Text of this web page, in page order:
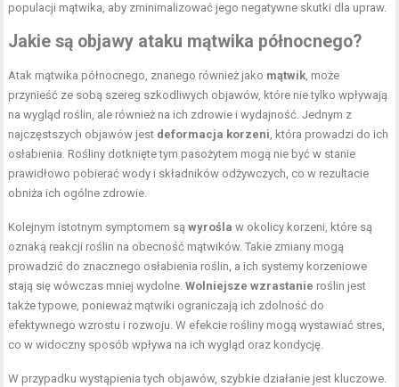
populacji mątwika, aby zminimalizować jego negatywne skutki dla upraw.
Jakie są objawy ataku mątwika północnego?
Atak mątwika północnego, znanego również jako mątwik, może
przynieść ze sobą szereg szkodliwych objawów, które nie tylko wpływają
na wygląd roślin, ale również na ich zdrowie i wydajność. Jednym z
najczęstszych objawów jest deformacja korzeni, która prowadzi do ich
osłabienia. Rośliny dotknięte tym pasożytem mogą nie być w stanie
prawidłowo pobierać wody i składników odżywczych, co w rezultacie
obniża ich ogólne zdrowie.
Kolejnym istotnym symptomem sąwyrośla w okolicy korzeni, które są
oznaką reakcji roślin na obecność mątwików. Takie zmiany mogą
prowadzić do znacznego osłabienia roślin, a ich systemy korzeniowe
stają się wówczas mniej wydolne.Wolniejsze wzrastanie roślin jest
także typowe, ponieważ mątwiki ograniczają ich zdolność do
efektywnego wzrostu i rozwoju. W efekcie rośliny mogą wystawiać stres,
co w widoczny sposób wpływa na ich wygląd oraz kondycję.
W przypadku wystąpienia tych objawów, szybkie działanie jest kluczowe.